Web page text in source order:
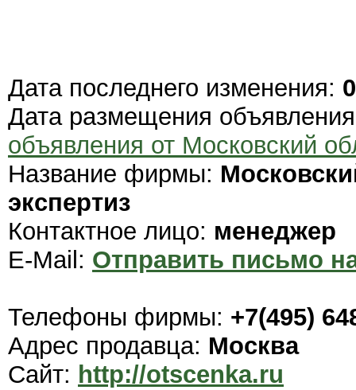
Дата последнего изменения:
Дата размещения
объявления от Московский
Название фирмы:
экспертиз
Контактное лицо: менеджер
E-Mail: Отправить письмо
Телефоны фирмы: +7(495)
Адрес продавца: Москва
Сайт: http://otscenka.ru